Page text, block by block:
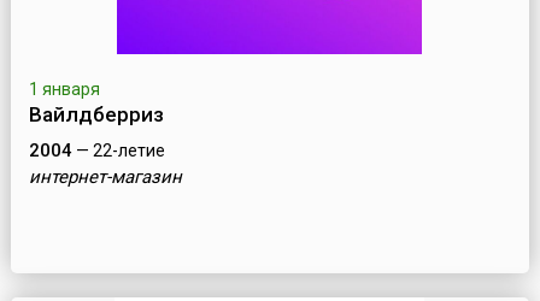
1 января
Вайлдберриз
2004— 22-летие
интернет-магазин